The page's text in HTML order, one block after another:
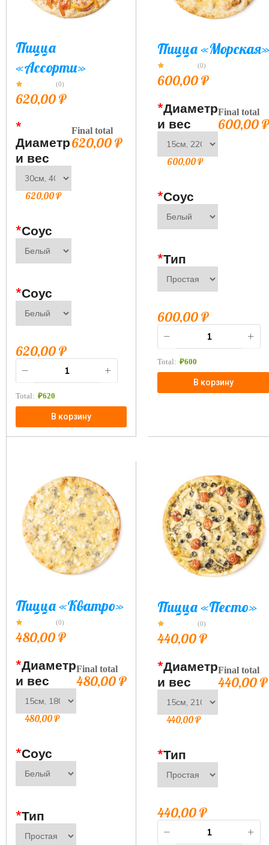
Пицца
«Ассорти»
(0)
620,00₽
*
Диаметр
и вес
620,00₽
*Соус
*Соус
Final total
620,00₽
620,00₽
Total: ₽620
В корзину
Пицца «Морская»
(0)
600,00₽
*Диаметр
и вес
600,00₽
*Соус
*Тип
Final total
600,00₽
600,00₽
Total: ₽600
В корзину
Пицца «Кватро»
(0)
480,00₽
*Диаметр
и вес
480,00₽
*Соус
*Тип
Final total
480,00₽
Пицца «Песто»
(0)
440,00₽
*Диаметр
и вес
440,00₽
*Тип
Final total
440,00₽
440,00₽